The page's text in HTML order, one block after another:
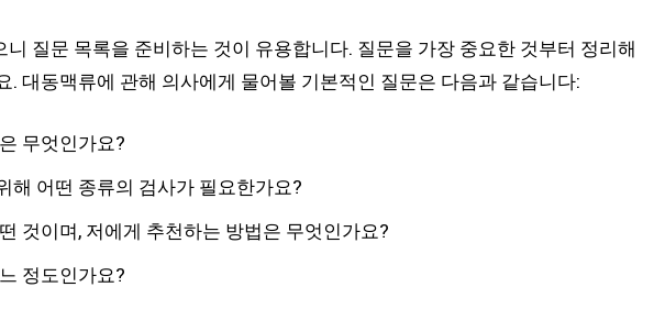
질문 목록을 준비하는 것이 유용합니다. 질문을 가장 중요한 것부터 정리해
. 대동맥류에 관해 의사에게 물어볼 기본적인 질문은 다음과 같습니다:
무엇인가요?
해 어떤 종류의 검사가 필요한가요?
것이며, 저에게 추천하는 방법은 무엇인가요?
정도인가요?